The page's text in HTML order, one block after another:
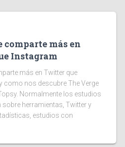
comparte más en
Instagram
más en Twitter que
como nos descubre The Verge
Normalmente los estudios
sobre herramientas, Twitter y
estudios con